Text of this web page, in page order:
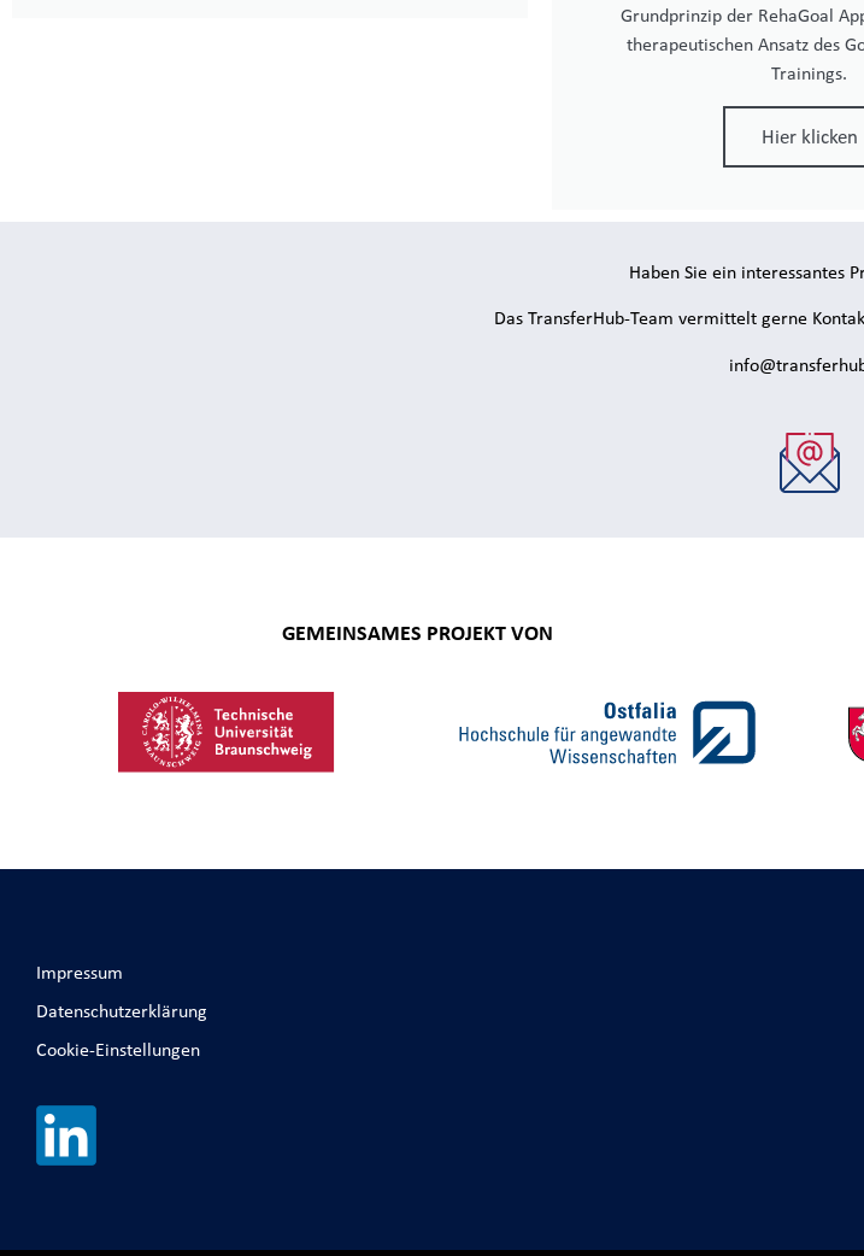
Grundprinzip der RehaGoal
therapeutischen Ansatz des
Trainings.
Hier klicken
Haben Sie ein interessantes
Das TransferHub-Team vermittelt gerne
GEMEINSAMES PROJEKT VON
Impressum
Datenschutzerklärung
Cookie-Einstellungen